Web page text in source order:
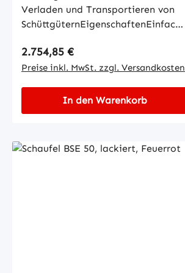
Verladen und Transportieren von
SchüttgüternEigenschaftenEinfache
in jeder Höhe per Seilzug vom
StaplersitzWannenblech mit
RandprofilSchürfleiste aus
SpezialstahlStabiler
unbeabsichtigtes Abrutschen und
AbkippenMechanisch
Regulärer Preis:
2.754,85 €
Preise inkl. MwSt. zzgl. Versandkosten
In den Warenkorb